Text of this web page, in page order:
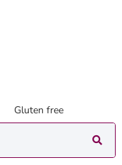
Gluten free